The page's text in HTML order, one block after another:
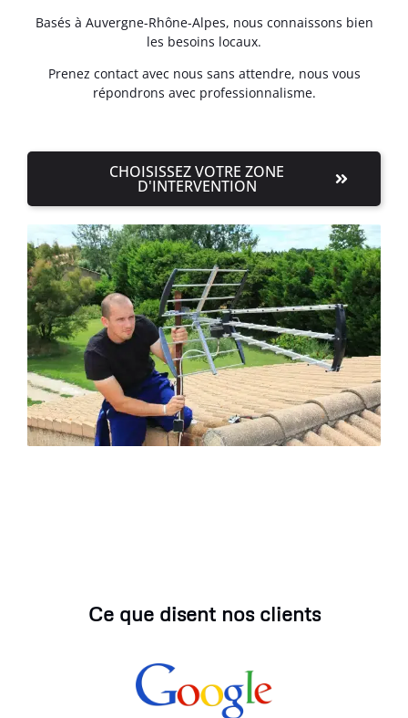
Basés à Auvergne-Rhône-Alpes, nous connaissons bien
les besoins locaux.
Prenez contact avec nous sans attendre, nous vous
répondrons avec professionnalisme.
CHOISISSEZ VOTRE ZONE
D'INTERVENTION
Ce que disent nos clients